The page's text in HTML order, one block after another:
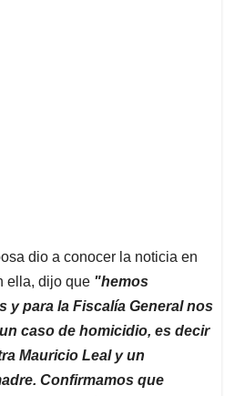
dio a conocer la noticia en
ella, dijo que "hemos
y para la Fiscalía General nos
caso de homicidio, es decir
Mauricio Leal y un
Confirmamos que